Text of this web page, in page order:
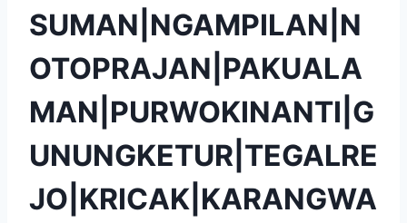
SUMAN|NGAMPILAN|N
OTOPRAJAN|PAKUALA
MAN|PURWOKINANTI|G
UNUNGKETUR|TEGALRE
JO|KRICAK|KARANGWA